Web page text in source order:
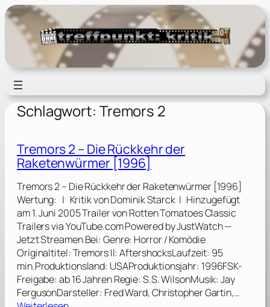
Zum
Inhalt
springen
Schlagwort: Tremors 2
Tremors 2 – Die Rückkehr der
Raketenwürmer [1996]
Tremors 2 – Die Rückkehr der Raketenwürmer [1996]
Wertung: | Kritik von Dominik Starck | Hinzugefügt
am 1. Juni 2005 Trailer von Rotten Tomatoes Classic
Trailers via YouTube.com Powered by JustWatch —
Jetzt Streamen Bei: Genre: Horror / Komödie
Originaltitel: Tremors II: AftershocksLaufzeit: 95
min.Produktionsland: USAProduktionsjahr: 1996FSK-
Freigabe: ab 16 Jahren Regie: S.S. WilsonMusik: Jay
FergusonDarsteller: Fred Ward, Christopher Gartin,…